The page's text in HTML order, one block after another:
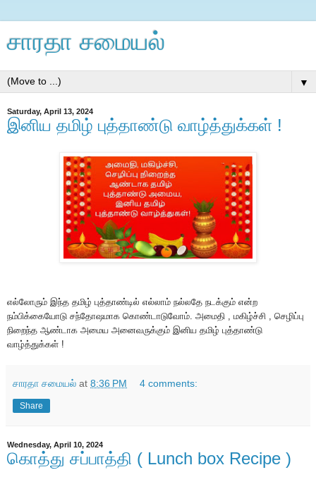
சாரதா சமையல்
▼
Saturday, April 13, 2024
இனிய தமிழ் புத்தாண்டு வாழ்த்துக்கள் !
எல்லோரும் இந்த தமிழ் புத்தாண்டில் எல்லாம் நல்லதே நடக்கும் என்ற
நம்பிக்கையோடு சந்தோஷமாக கொண்டாடுவோம். அமைதி , மகிழ்ச்சி , செழிப்பு
நிறைந்த ஆண்டாக அமைய அனைவருக்கும் இனிய தமிழ் புத்தாண்டு
வாழ்த்துக்கள் !
சாரதா சமையல் at 8:36 PM 4 comments:
Share
Wednesday, April 10, 2024
கொத்து சப்பாத்தி ( Lunch box Recipe )